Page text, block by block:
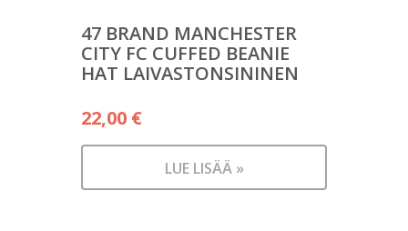
47 BRAND MANCHESTER
CITY FC CUFFED BEANIE
HAT LAIVASTONSININEN
22,00 €
LUE LISÄÄ »